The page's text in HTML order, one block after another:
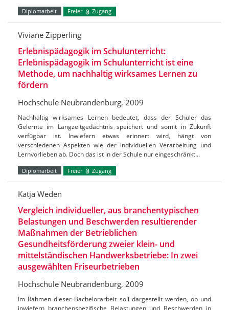
Diplomarbeit Freier Zugang
Viviane Zipperling
Erlebnispädagogik im Schulunterricht:
Erlebnispädagogik im Schulunterricht ist eine
Methode, um nachhaltig wirksames Lernen zu
fördern
Hochschule Neubrandenburg, 2009
Nachhaltig wirksames Lernen bedeutet, dass der Schüler das
Gelernte im Langzeitgedächtnis speichert und somit in Zukunft
verfügbar ist. Inwiefern etwas erinnert wird, hängt von
verschiedenen Aspekten wie der individuellen Verarbeitung und
Lernvorlieben ab. Doch das ist in der Schule nur eingeschränkt…
Diplomarbeit Freier Zugang
Katja Weden
Vergleich individueller, aus branchentypischen
Belastungen und Beschwerden resultierender
Maßnahmen der Betrieblichen
Gesundheitsförderung zweier klein- und
mittelständischen Handwerksbetriebe: In zwei
ausgewählten Friseurbetrieben
Hochschule Neubrandenburg, 2009
Im Rahmen dieser Bachelorarbeit soll dargestellt werden, ob und
inwiefern branchenspezifische Belastungen und Beschwerden in